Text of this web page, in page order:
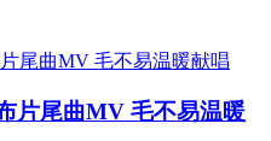
片尾曲MV 毛不易温暖